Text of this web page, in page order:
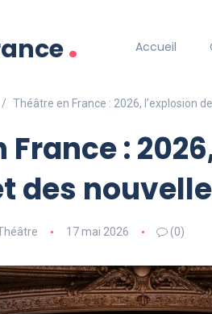
. Accueil
Théâtre en France : 2026, l’explosion
:
des
17 mai 2026 (0)